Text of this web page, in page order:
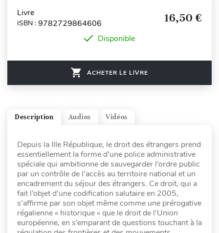
Livre
ISBN : 9782729864606 16,50 €
Disponible
ACHETER LE LIVRE
Vidéos
Audios
Description
Depuis la IIIe République, le droit des étrangers prend
essentiellement la forme d’une police administrative
spéciale qui ambitionne de sauvegarder l’ordre public
par un contrôle de l’accès au territoire national et un
encadrement du séjour des étrangers. Ce droit, qui a
fait l’objet d’une codification salutaire en 2005,
s’affirme par son objet même comme une prérogative
régalienne « historique » que le droit de l’Union
européenne, en s’emparant de questions touchant à la